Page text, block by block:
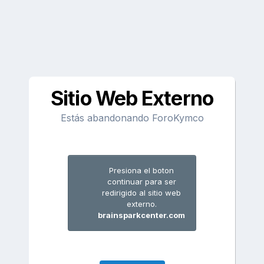
Sitio Web Externo
Estás abandonando ForoKymco
Presiona el boton
continuar para ser
redirigido al sitio web
externo.
brainsparkcenter.com